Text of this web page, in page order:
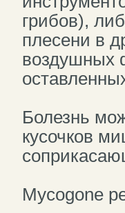
грибов),
плесени в
воздушных
Болезнь
кусочков
Mycogone